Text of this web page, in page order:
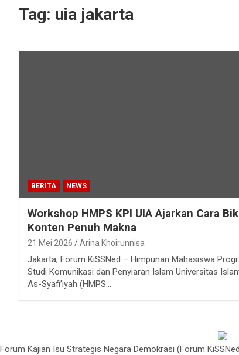
Tag: uia jakarta
BERITA NEWS
Workshop HMPS KPI UIA Ajarkan Cara
Konten Penuh Makna
21 Mei 2026 Arina Khoirunnisa
Jakarta, Forum KiSSNed – Himpunan Mahasiswa
Studi Komunikasi dan Penyiaran Islam Universitas
As-Syafi’iyah (HMPS…
Forum Kajian Isu Strategis Negara Demokrasi (Forum